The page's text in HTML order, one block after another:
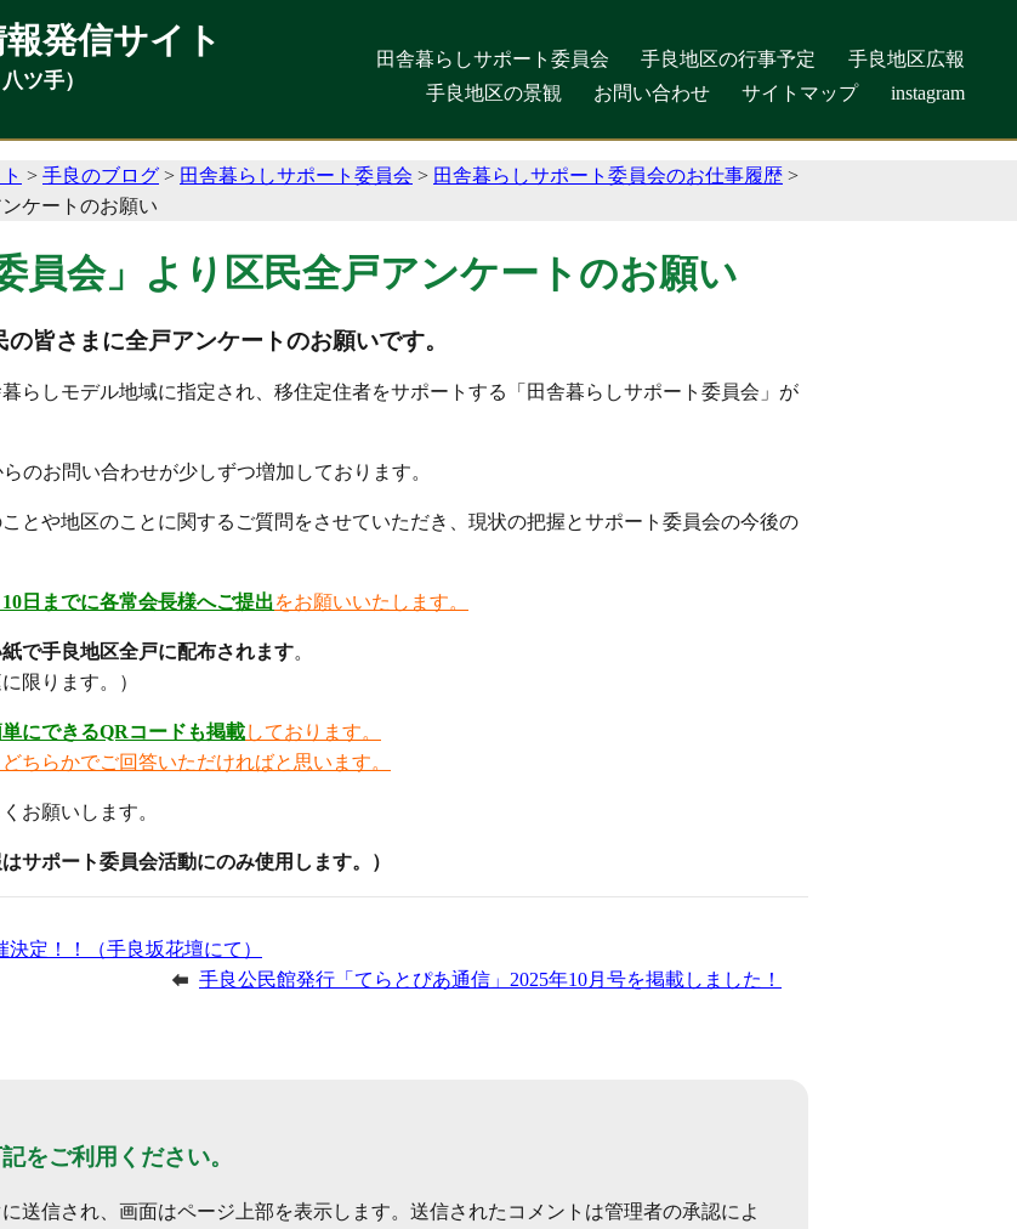
発信サイト
ツ手）
田舎暮らしサポート委員会 手良地区の行事予定
手良地区広報
手良地区の景観
お問い合わせ サイトマップ instagram
発信サイト
ツ手）
田舎暮らしサポート委員会 手良地区の行事予定
手良地区広報
手良地区の景観
お問い合わせ サイトマップ instagram
> 手良のブログ > 田舎暮らしサポート委員会 > 田舎暮らしサポート委員会のお仕事履歴 >
ケートのお願い
員会」より区民全戸アンケートのお願い
皆さまに全戸アンケートのお願いです。
らしモデル地域に指定され、移住定住者をサポートする「田舎暮らしサポート委員会」が
のお問い合わせが少しずつ増加しております。
とや地区のことに関するご質問をさせていただき、現状の把握とサポート委員会の今後の
10日までに各常会長様へご提出をお願いいたします。
で手良地区全戸に配布されます。
限ります。）
にできるQRコードも掲載しております。
ちらかでご回答いただければと思います。
お願いします。
サポート委員会活動にのみ使用します。）
定！！（手良坂花壇にて）
手良公民館発行「てらとぴあ通信」2025年10月号を掲載しました！
をご利用ください。
送信され、画面はページ上部を表示します。送信されたコメントは管理者の承認によ